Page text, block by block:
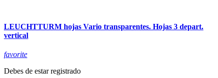
LEUCHTTURM hojas Vario transparentes. Hojas 3 depart.
vertical
favorite
Debes de estar registrado